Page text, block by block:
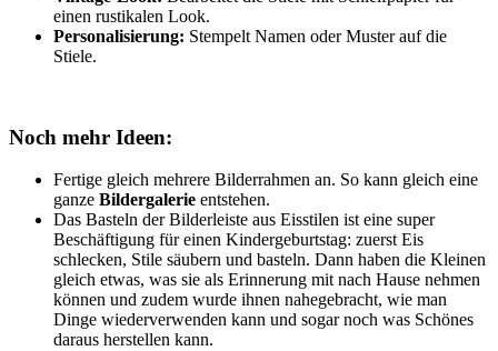
einen rustikalen Look.
Personalisierung: Stempelt Namen oder Muster auf die
Stiele.
Noch mehr Ideen:
Fertige gleich mehrere Bilderrahmen an. So kann gleich eine
ganze Bildergalerie entstehen.
Das Basteln der Bilderleiste aus Eisstilen ist eine super
Beschäftigung für einen Kindergeburtstag: zuerst Eis
schlecken, Stile säubern und basteln. Dann haben die Kleinen
gleich etwas, was sie als Erinnerung mit nach Hause nehmen
können und zudem wurde ihnen nahegebracht, wie man
Dinge wiederverwenden kann und sogar noch was Schönes
daraus herstellen kann.